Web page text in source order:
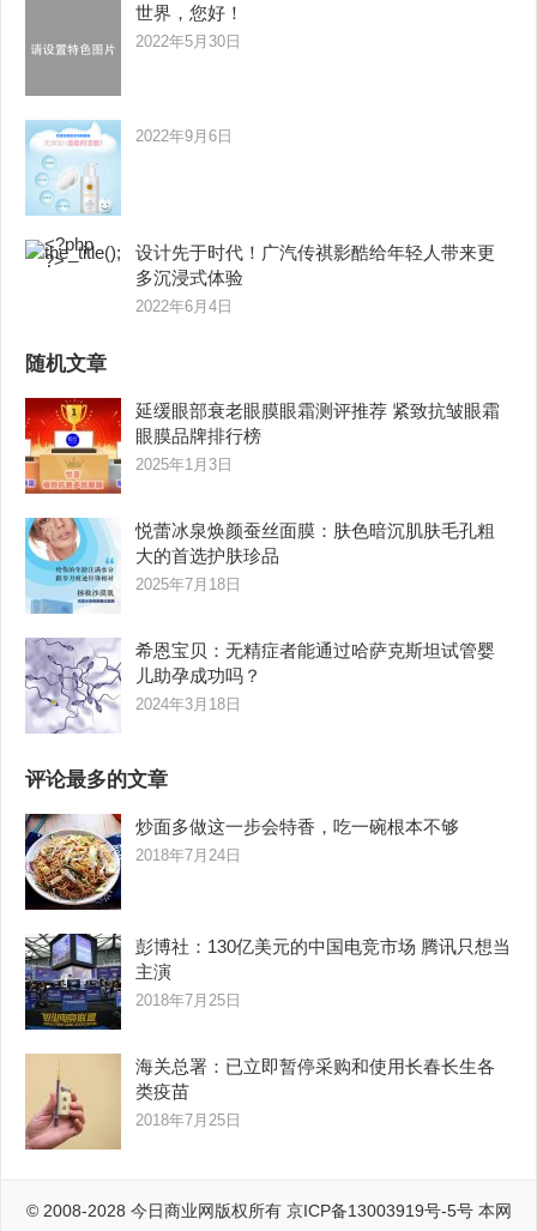
世界，您好！
2022年5月30日
2022年9月6日
设计先于时代！广汽传祺影酷给年轻人带来更
多沉浸式体验
2022年6月4日
随机文章
延缓眼部衰老眼膜眼霜测评推荐 紧致抗皱眼霜
眼膜品牌排行榜
2025年1月3日
悦蕾冰泉焕颜蚕丝面膜：肤色暗沉肌肤毛孔粗
大的首选护肤珍品
2025年7月18日
希恩宝贝：无精症者能通过哈萨克斯坦试管婴
儿助孕成功吗？
2024年3月18日
评论最多的文章
炒面多做这一步会特香，吃一碗根本不够
2018年7月24日
彭博社：130亿美元的中国电竞市场 腾讯只想当
主演
2018年7月25日
海关总署：已立即暂停采购和使用长春长生各
类疫苗
2018年7月25日
© 2008-2028 今日商业网版权所有 京ICP备13003919号-5号本网